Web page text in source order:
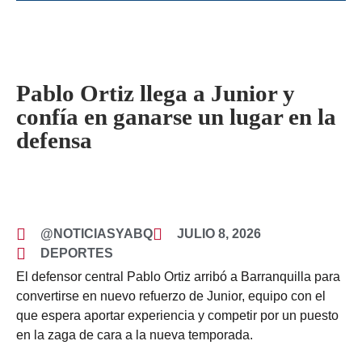
Pablo Ortiz llega a Junior y
confía en ganarse un lugar en la
defensa
@NOTICIASYABQ
JULIO 8, 2026
DEPORTES
El defensor central Pablo Ortiz arribó a Barranquilla para
convertirse en nuevo refuerzo de Junior, equipo con el
que espera aportar experiencia y competir por un puesto
en la zaga de cara a la nueva temporada.